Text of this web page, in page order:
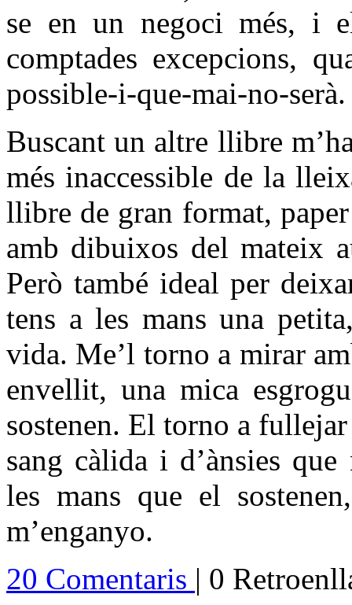
se en un negoci més, i
comptades excepcions,
possible-i-que-mai-no-serà.
Buscant un altre llibre
més inaccessible de la
llibre de gran format,
amb dibuixos del mateix
Però també ideal per
tens a les mans una
vida. Me’l torno a mirar
envellit, una mica
sostenen. El torno a
sang càlida i d’ànsies
les mans que el
m’enganyo.
20 Comentaris | 0